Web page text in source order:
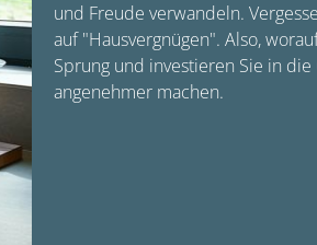
und Freude verwandeln.
auf "Hausvergnügen". Also,
Sprung und investieren Sie in
angenehmer machen.